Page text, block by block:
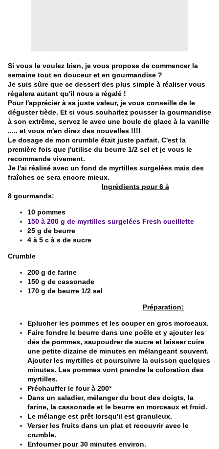
Si vous le voulez bien, je vous propose de commencer la
semaine tout en douceur et en gourmandise ?
Je suis sûre que ce dessert des plus simple à réaliser vous
régalera autant qu'il nous a régalé !
Pour l'apprécier à sa juste valeur, je vous conseille de le
déguster tiède. Et si vous souhaitez pousser la gourmandise
à son extrême, servez le avec une boule de glace à la vanille
..... et vous m'en direz des nouvelles !!!!
Le dosage de mon crumble était juste parfait. C'est la
première fois que j'utilise du beurre 1/2 sel et je vous le
recommande vivement.
Je l'ai réalisé avec un fond de myrtilles surgelées mais des
fraîches ce sera encore mieux.
Ingrédients pour 6 à
8 gourmands:
10 pommes
150 à 200 g de myrtilles surgelées Fresh cueillette
25 g de beurre
4 à 5 c à s de sucre
Crumble
200 g de farine
150 g de cassonade
170 g de beurre 1/2 sel
Préparation:
Eplucher les pommes et les couper en gros morceaux.
Faire fondre le beurre dans une poêle et y ajouter les
dés de pommes, saupoudrer de sucre et laisser cuire
une petite dizaine de minutes en mélangeant souvent.
Ajouter les myrtilles et poursuivre la cuisson quelques
minutes. Les pommes vont prendre la coloration des
myrtilles.
Préchauffer le four à 200°
Dans un saladier, mélanger du bout des doigts, la
farine, la cassonade et le beurre en morceaux et froid.
Le mélange est prêt lorsqu'il est granuleux.
Verser les fruits dans un plat et recouvrir avec le
crumble.
Enfourner pour 30 minutes environ.